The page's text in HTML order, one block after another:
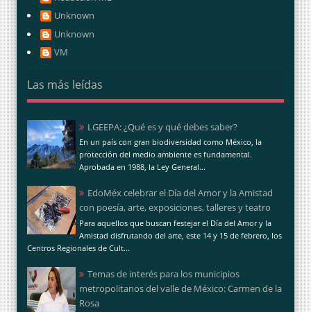
Unknown
Unknown
VM
Las más leídas
LGEEPA: ¿Qué es y qué debes saber?
En un país con gran biodiversidad como México, la
protección del medio ambiente es fundamental.
Aprobada en 1988, la Ley General...
EdoMéx celebrar el Día del Amor y la Amistad
con poesía, arte, exposiciones, talleres y teatro
Para aquellos que buscan festejar el Día del Amor y la
Amistad disfrutando del arte, este 14 y 15 de febrero, los
Centros Regionales de Cult...
Temas de interés para los municipios
metropolitanos del valle de México: Carmen de la
Rosa